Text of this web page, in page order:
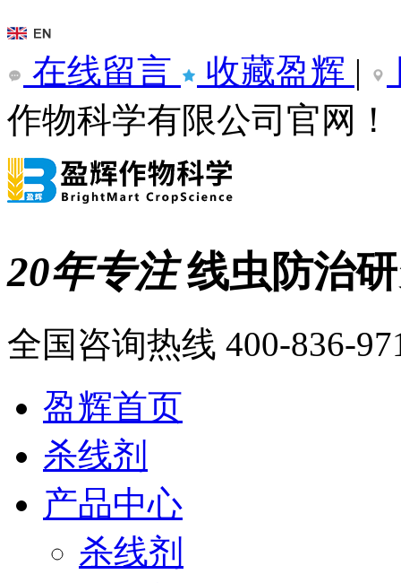
在线留言 收藏盈辉 |
作物科学有限公司官网！
20年专注线虫防治
全国咨询热线 400-836-
盈辉首页
杀线剂
产品中心
杀线剂